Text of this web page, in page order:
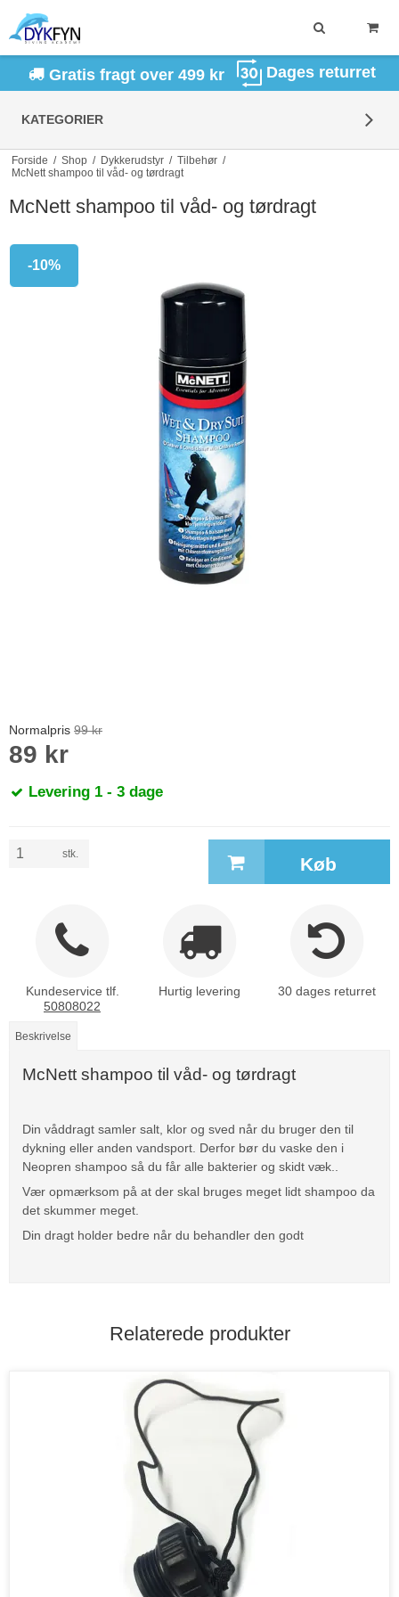
Gratis fragt over 499 kr Dages returret
KATEGORIER
Forside / Shop / Dykkerudstyr / Tilbehør /
McNett shampoo til våd- og tørdragt
McNett shampoo til våd- og tørdragt
-10%
Normalpris 99 kr
89 kr
Levering 1 - 3 dage
stk. Køb
Kundeservice tlf.
50808022
Hurtig levering 30 dages returret
Beskrivelse
McNett shampoo til våd- og tørdragt
Din våddragt samler salt, klor og sved når du bruger den til
dykning eller anden vandsport. Derfor bør du vaske den i
Neopren shampoo så du får alle bakterier og skidt væk..
Vær opmærksom på at der skal bruges meget lidt shampoo da
det skummer meget.
Din dragt holder bedre når du behandler den godt
Relaterede produkter